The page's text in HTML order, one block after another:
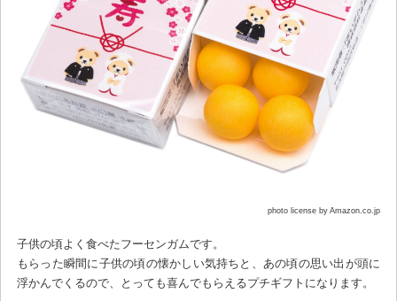
photo license by Amazon.co.jp
子供の頃よく食べたフーセンガムです。
もらった瞬間に子供の頃の懐かしい気持ちと、あの頃の思い出が頭に
浮かんでくるので、とっても喜んでもらえるプチギフトになります。